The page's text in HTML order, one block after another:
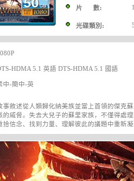
片 數:
光碟類別:
HDMA 5.1 英語 DTS-HDMA 5.1 國語
中-簡中-英
事敘述從人類歸化納美族並當上首領的傑克
的威脅。失去大兒子的蘇里家族，不僅得處
拾信念、找到力量、理解彼此的議題中重新